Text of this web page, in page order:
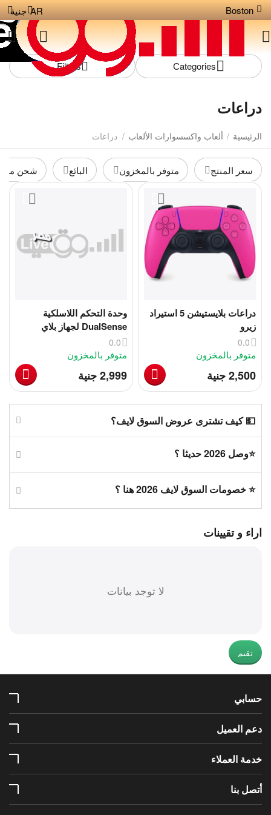
Boston جنية AR
Сategories
Filters
دراعات
الرئيسية / ألعاب واكسسوارات الألعاب / دراعات
سعر المنتج متوفر بالمخزون البائع شحن
دراعات بلايستيشن 5 استيراد
زيرو
0.0
متوفر بالمخزون
جنية2,500
وحدة التحكم اللاسلكية
DualSense لجهاز بلاي
أبيض
0.0
متوفر بالمخزون
جنية‎2,999
💵 كيف تشترى عروض السوق لايف؟
⭐وصل 2026 حديثا ؟
⭐ خصومات السوق لايف 2026 هنا ؟
اراء و تقيينات
لا توجد بيانات
تقيم
حسابي
دعم العميل
خدمة العملاء
أتصل بنا